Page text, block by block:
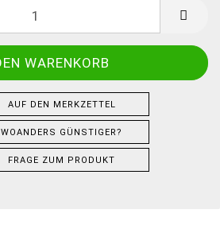
AUF DEN MERKZETTEL
WOANDERS GÜNSTIGER?
FRAGE ZUM PRODUKT